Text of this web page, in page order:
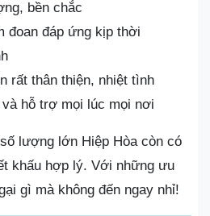
bền chắc
đoan đáp ứng kịp thời
rất thân thiện, nhiệt tình
hỗ trợ mọi lúc mọi nơi
lượng lớn Hiệp Hòa còn có
khấu hợp lý. Với những ưu
gì mà không đến ngay nhỉ!